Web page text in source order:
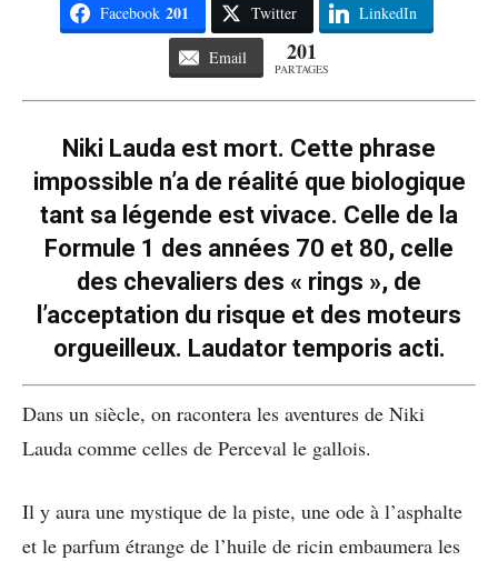
Facebook 201 Twitter LinkedIn
Email 201
PARTAGES
Niki Lauda est mort. Cette phrase
impossible n’a de réalité que biologique
tant sa légende est vivace. Celle de la
Formule 1 des années 70 et 80, celle
des chevaliers des « rings », de
l’acceptation du risque et des moteurs
orgueilleux. Laudator temporis acti.
Dans un siècle, on racontera les aventures de Niki
Lauda comme celles de Perceval le gallois.
Il y aura une mystique de la piste, une ode à l’asphalte
et le parfum étrange de l’huile de ricin embaumera les